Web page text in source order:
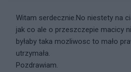
Witam serdecznie.No niestety na
jak co ale o przeszczepie macicy
byłaby taka mozliwosc to mało
utrzymała.
Pozdrawiam.